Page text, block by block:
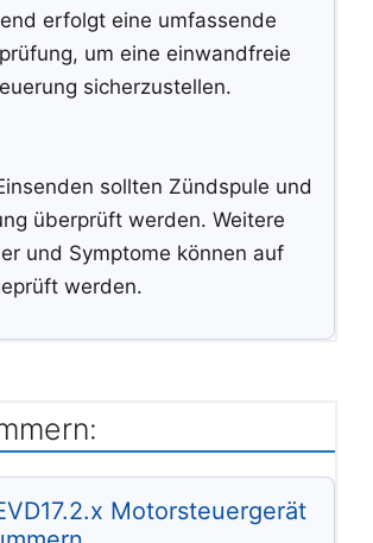
erfolgt eine umfassende
um eine einwandfreie
sicherzustellen.
sollten Zündspule und
überprüft werden. Weitere
und Symptome können auf
werden.
Motorsteuergerät